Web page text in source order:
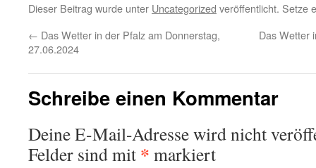
Dieser Beitrag wurde unter Uncategorized veröffentlicht. Setze
← Das Wetter in der Pfalz am Donnerstag,
27.06.2024
Das Wetter
Schreibe einen Kommentar
Deine E-Mail-Adresse wird nicht
Felder sind mit * markiert